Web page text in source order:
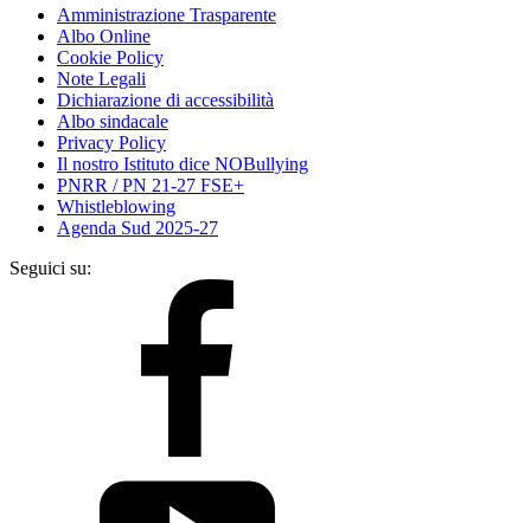
Amministrazione Trasparente
Albo Online
Cookie Policy
Note Legali
Dichiarazione di accessibilità
Albo sindacale
Privacy Policy
Il nostro Istituto dice NOBullying
PNRR / PN 21-27 FSE+
Whistleblowing
Agenda Sud 2025-27
Seguici su: